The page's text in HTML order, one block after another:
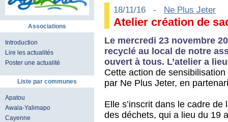
Associations
Introduction
Lire les actualités
Poster une actualité
Liste par communes
Apatou
Awala-Yalimapo
Cayenne
18/11/16 - Ne Plus Jeter
Atelier création de
Le mercredi 23 novembre
recyclé au local de notre
ouvert à tous. L’atelier a
Cette action de
par Ne Plus Jeter, en
Elle s’inscrit dans le cadre
des déchets, qui a lieu du 19